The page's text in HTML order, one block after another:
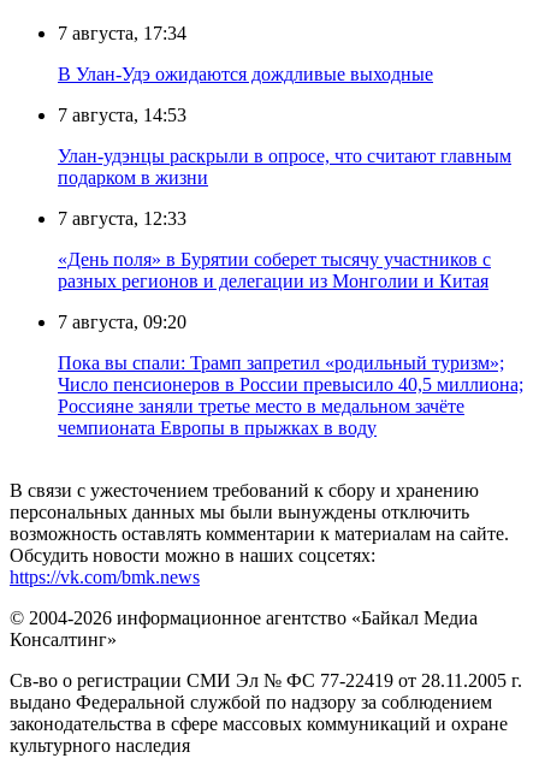
7 августа, 17:34
В Улан-Удэ ожидаются дождливые выходные
7 августа, 14:53
Улан-удэнцы раскрыли в опросе, что считают главным
подарком в жизни
7 августа, 12:33
«День поля» в Бурятии соберет тысячу участников с
разных регионов и делегации из Монголии и Китая
7 августа, 09:20
Пока вы спали: Трамп запретил «родильный туризм»;
Число пенсионеров в России превысило 40,5 миллиона;
Россияне заняли третье место в медальном зачёте
чемпионата Европы в прыжках в воду
В связи с ужесточением требований к сбору и хранению
персональных данных мы были вынуждены отключить
возможность оставлять комментарии к материалам на сайте.
Обсудить новости можно в наших соцсетях:
https://vk.com/bmk.news
© 2004-2026 информационное агентство «Байкал Медиа
Консалтинг»
Св-во о регистрации СМИ Эл № ФС 77-22419 от 28.11.2005 г.
выдано Федеральной службой по надзору за соблюдением
законодательства в сфере массовых коммуникаций и охране
культурного наследия